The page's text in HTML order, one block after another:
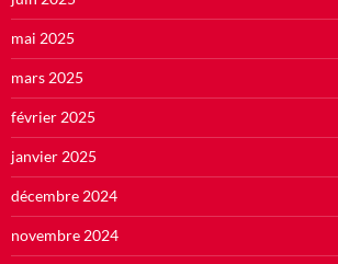
mai 2025
mars 2025
février 2025
janvier 2025
décembre 2024
novembre 2024